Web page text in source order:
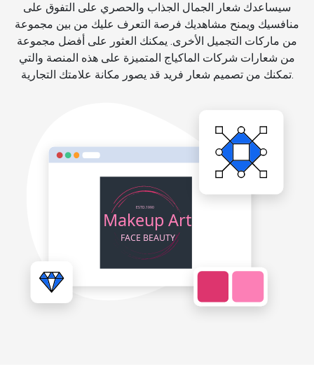
سيساعدك شعار الجمال الجذاب والحصري على التفوق على
منافسيك ويمنح مشاهديك فرصة التعرف عليك من بين مجموعة
من ماركات التجميل الأخرى. يمكنك العثور على أفضل مجموعة
من شعارات شركات الماكياج المتميزة على هذه المنصة والتي
تمكنك من تصميم شعار فريد قد يصور مكانة علامتك التجارية.